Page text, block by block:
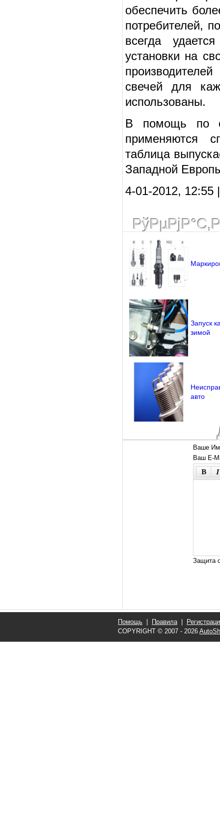
обеспечить
потребителей,
всегда
установки на
свечей для
использованы.
В помощь по
применяются
таблица
Западной
4-01-2012, 12:55
Запуск
зимой
авто
Ваше
Ваш E-
Защита
Помощь Правила|
COPYRIGHT © 2007 - 2026